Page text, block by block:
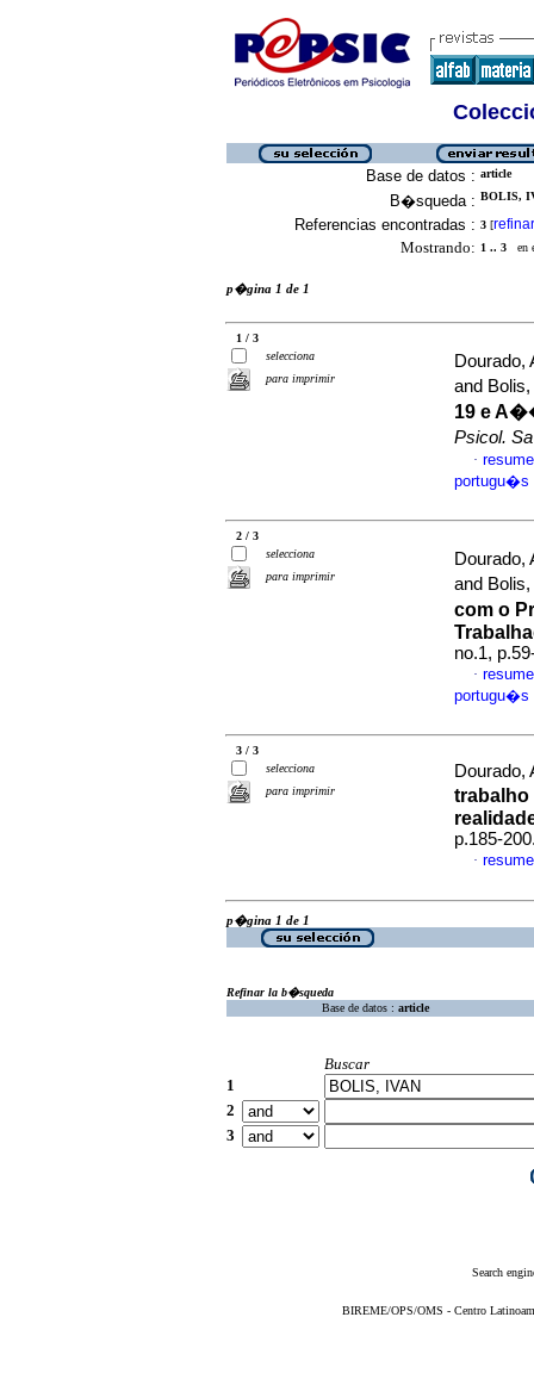
Base de datos : article
B�squeda : BOLIS,
Referencias encontradas : 3 [refinar
Mostrando: 1 .. 3 en
p�gina 1 de 1
1 / 3
selecciona
para imprimir
Dourado,
and
19 e
Psicol.
·
portugu�s
2 / 3
selecciona
para imprimir
Dourado,
and
com o
no.1,
·
portugu�s
3 / 3
selecciona
para imprimir
Dourado,
trabalho
p.185-
·
p�gina 1 de 1
Refinar la b�squeda
Base de datos : article
Buscar
1
2
3
Search
BIREME/OPS/OMS - Centro